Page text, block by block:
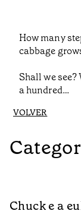
How many
cabbage
Shall we see?
a hundred…
VOLVER
Chuck e a